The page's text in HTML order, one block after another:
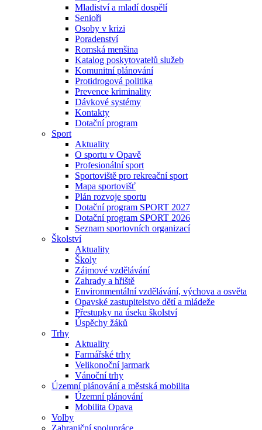
Mladiství a mladí dospělí
Senioři
Osoby v krizi
Poradenství
Romská menšina
Katalog poskytovatelů služeb
Komunitní plánování
Protidrogová politika
Prevence kriminality
Dávkové systémy
Kontakty
Dotační program
Sport
Aktuality
O sportu v Opavě
Profesionální sport
Sportoviště pro rekreační sport
Mapa sportovišť
Plán rozvoje sportu
Dotační program SPORT 2027
Dotační program SPORT 2026
Seznam sportovních organizací
Školství
Aktuality
Školy
Zájmové vzdělávání
Zahrady a hřiště
Environmentální vzdělávání, výchova a osvěta
Opavské zastupitelstvo dětí a mládeže
Přestupky na úseku školství
Úspěchy žáků
Trhy
Aktuality
Farmářské trhy
Velikonoční jarmark
Vánoční trhy
Územní plánování a městská mobilita
Územní plánování
Mobilita Opava
Volby